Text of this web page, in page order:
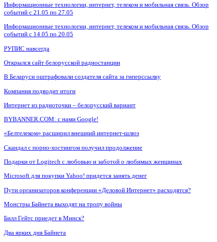
Информационные технологии, интернет, телеком и мобильная связь. Обзор
событий с 21.05 по 27.05
Информационные технологии, интернет, телеком и мобильная связь. Обзор
событий с 14.05 по 20.05
РУПИС навсегда
Открылся сайт белорусской радиостанции
В Беларуси оштрафовали создателя сайта за гиперссылку
Компания подводит итоги
Интернет из радиоточки – белорусский вариант
BYBANNER.COM: c нами Google!
«Белтелеком» расширил внешний интернет-шлюз
Скандал с порно-хостингом получил продолжение
Подарки от Logitech с любовью и заботой о любимых женщинах
Microsoft для покупки Yahoo! придется занять денег
Пути организаторов конференции «Деловой Интернет» расходятся?
Монстры Байнета выходят на тропу войны
Билл Гейтс приедет в Минск?
Два ярких дня Байнета